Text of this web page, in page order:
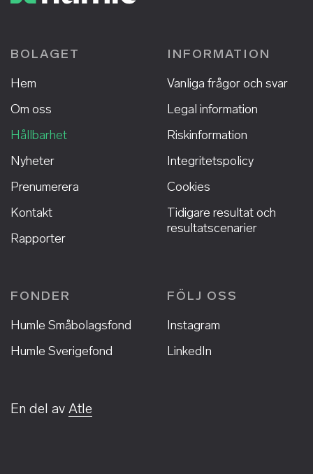
BOLAGET
Hem
Om oss
Hållbarhet
Nyheter
Prenumerera
Kontakt
Rapporter
INFORMATION
Vanliga frågor och svar
Legal information
Riskinformation
Integritetspolicy
Cookies
Tidigare resultat och
resultatscenarier
FONDER
Humle Småbolagsfond
Humle Sverigefond
FÖLJ OSS
Instagram
LinkedIn
En del av Atle